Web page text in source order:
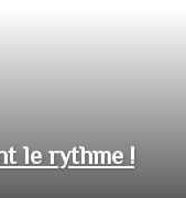
le rythme !